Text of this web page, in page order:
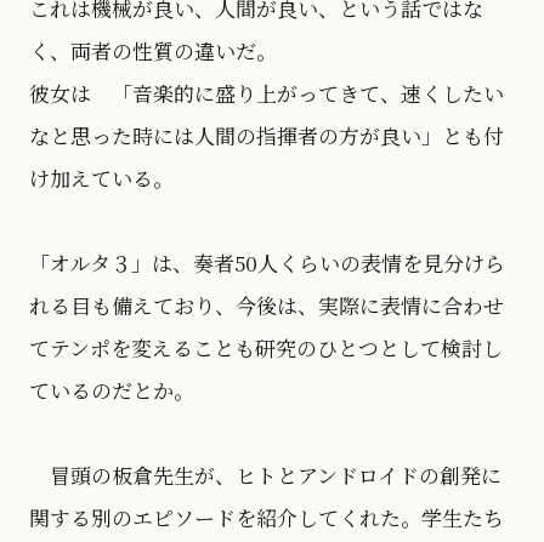
これは機械が良い、人間が良い、という話ではな
く、両者の性質の違いだ。
彼女は 「音楽的に盛り上がってきて、速くしたい
なと思った時には人間の指揮者の方が良い」とも付
け加えている。
「オルタ３」は、奏者50人くらいの表情を見分けら
れる目も備えており、今後は、実際に表情に合わせ
てテンポを変えることも研究のひとつとして検討し
ているのだとか。
冒頭の板倉先生が、ヒトとアンドロイドの創発に
関する別のエピソードを紹介してくれた。学生たち